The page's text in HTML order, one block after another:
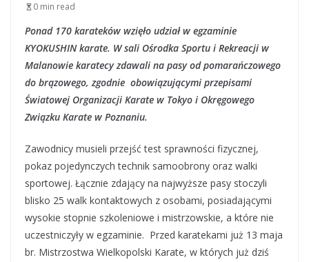
0 min read
Ponad 170 karateków wzięło udział w egzaminie
KYOKUSHIN karate. W sali Ośrodka Sportu i Rekreacji w
Malanowie karatecy zdawali na pasy od pomarańczowego
do brązowego, zgodnie obowiązującymi przepisami
Światowej Organizacji Karate w Tokyo i Okręgowego
Związku Karate w Poznaniu.
Zawodnicy musieli przejść test sprawności fizycznej,
pokaz pojedynczych technik samoobrony oraz walki
sportowej. Łącznie zdający na najwyższe pasy stoczyli
blisko 25 walk kontaktowych z osobami, posiadającymi
wysokie stopnie szkoleniowe i mistrzowskie, a które nie
uczestniczyły w egzaminie. Przed karatekami już 13 maja
br. Mistrzostwa Wielkopolski Karate, w których już dziś